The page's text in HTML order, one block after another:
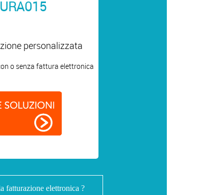
personalizzata
o senza fattura elettronica
fatturazione elettronica ?